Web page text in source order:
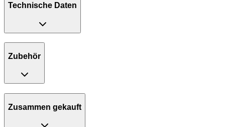
Technische Daten
Zubehör
Zusammen gekauft